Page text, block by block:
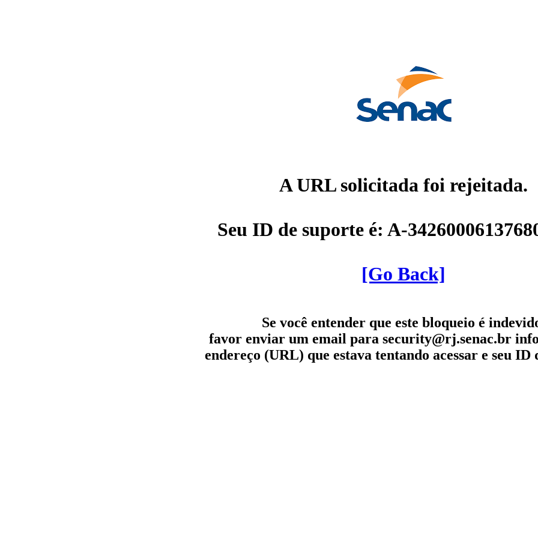
A URL solicitada foi rejeitada.
Seu ID de suporte é: A-
[Go Back]
Se você entender que este bloqueio é
favor enviar um email para security@rj.senac.br
endereço (URL) que estava tentando acessar e seu ID